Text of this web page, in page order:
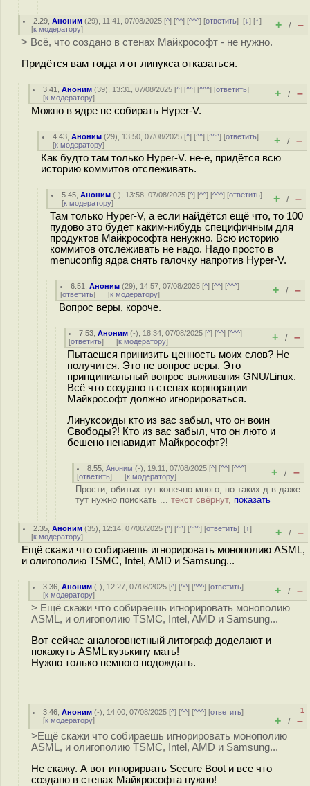
2.29 ,Аноним (29), 11:41, 07/08/2025 [^] [^^] [^^^] [ответить][↓] [↑]
[к модератору] + / –
> Всё, что создано в стенах Майкрософт - не нужно.
Придётся вам тогда и от линукса отказаться.
3.41 ,Аноним (39), 13:31, 07/08/2025 [^] [^^] [^^^] [ответить]
[к модератору] + / –
Можно в ядре не собирать Hyper-V.
4.43 ,Аноним (29), 13:50, 07/08/2025 [^] [^^] [^^^] [ответить]
[к модератору] + / –
Как будто там только Hyper-V. не-е, придётся всю
историю коммитов отслеживать.
5.45 ,Аноним (-), 13:58, 07/08/2025 [^] [^^] [^^^] [ответить]
[к модератору] + / –
Там только Hyper-V, а если найдётся ещё что, то 100
пудово это будет каким-нибудь специфичным для
продуктов Майкрософта ненужно. Всю историю
коммитов отслеживать не надо. Надо просто в
menuconfig ядра снять галочку напротив Hyper-V.
6.51 ,Аноним (29), 14:57, 07/08/2025 [^] [^^] [^^^]
[ответить] [к модератору] + / –
Вопрос веры, короче.
7.53 ,Аноним (-), 18:34, 07/08/2025 [^] [^^] [^^^]
[ответить] [к модератору] + / –
Пытаешся принизить ценность моих слов? Не
получится. Это не вопрос веры. Это
принципиальный вопрос выживания GNU/Linux.
Всё что создано в стенах корпорации
Майкрософт должно игнорироваться.
Линуксоиды кто из вас забыл, что он воин
Свободы?! Кто из вас забыл, что он люто и
бешено ненавидит Майкрософт?!
8.55 ,Аноним (-), 19:11, 07/08/2025 [^] [^^] [^^^]
[ответить] [к модератору] + / –
Прости, обитых тут конечно много, но таких д в даже
тут нужно поискать ... текст свёрнут, показать
2.35 ,Аноним (35), 12:14, 07/08/2025 [^] [^^] [^^^] [ответить][↑]
[к модератору] + / –
Ещё скажи что собираешь игнорировать монополию ASML,
и олигополию TSMC, Intel, AMD и Samsung...
3.36 ,Аноним (-), 12:27, 07/08/2025 [^] [^^] [^^^] [ответить]
[к модератору] + / –
> Ещё скажи что собираешь игнорировать монополию
ASML, и олигополию TSMC, Intel, AMD и Samsung...
Вот сейчас аналоговнетный литограф доделают и
покажуть ASML кузькину мать!
Нужно только немного подождать.
3.46 ,Аноним (-), 14:00, 07/08/2025 [^] [^^] [^^^] [ответить]
[к модератору]
–1
+ / –
>Ещё скажи что собираешь игнорировать монополию
ASML, и олигополию TSMC, Intel, AMD и Samsung...
Не скажу. А вот игнорирвать Secure Boot и все что
создано в стенах Майкрософта нужно!